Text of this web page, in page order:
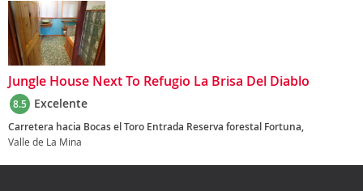
Jungle House Next To Refugio La Brisa Del Diablo
8.5 Excelente
Carretera hacia Bocas el Toro Entrada Reserva forestal Fortuna,
Valle de La Mina